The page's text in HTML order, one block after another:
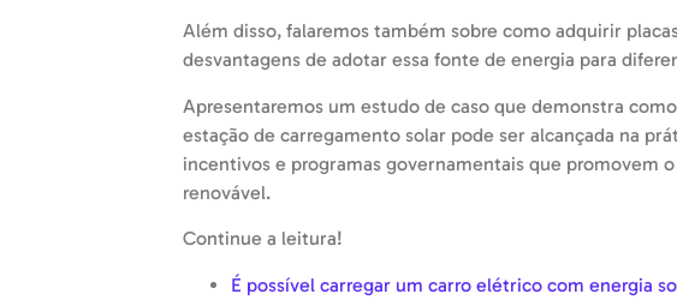
Além disso, falaremos também sobre como adquirir
desvantagens de adotar essa fonte de energia para
Apresentaremos um estudo de caso que demonstra
estação de carregamento solar pode ser alcançada na
incentivos e programas governamentais que promovem
renovável.
Continue a leitura!
É possível carregar um carro elétrico com energia